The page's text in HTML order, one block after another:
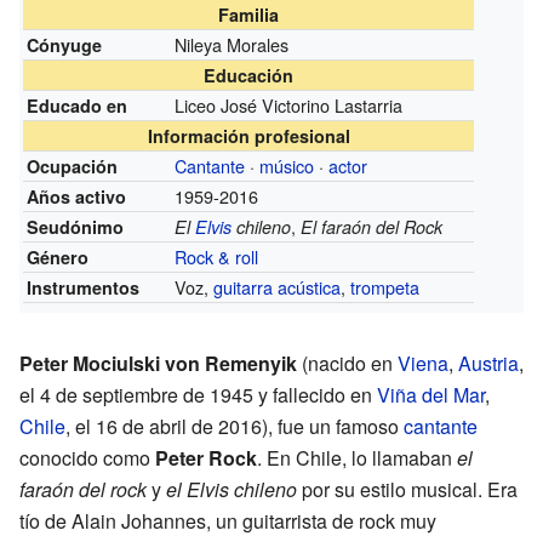
Familia
Cónyuge
Nileya Morales
Educación
Educado en
Liceo José Victorino Lastarria
Información profesional
Ocupación
Cantante · músico ·actor
Años activo 1959-2016
Seudónimo ElElvis chileno,El faraón del Rock
Género
Rock & roll
Instrumentos Voz,guitarra acústica,trompeta
Peter Mociulski von Remenyik (nacido en Viena, Austria,
el 4 de septiembre de 1945 y fallecido en Viña del Mar,
Chile, el 16 de abril de 2016), fue un famosocantante
conocido como Peter Rock. En Chile, lo llamaban el
faraón del rockyel Elvis chilenopor su estilo musical. Era
tío de Alain Johannes, un guitarrista de rock muy